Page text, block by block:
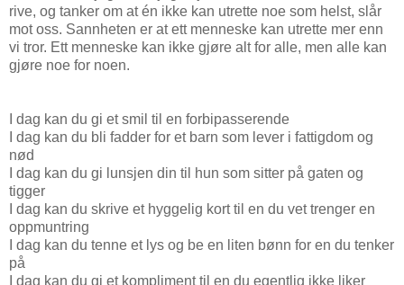
rive, og tanker om at én ikke kan utrette noe som helst, slår
mot oss. Sannheten er at ett menneske kan utrette mer enn
vi tror. Ett menneske kan ikke gjøre alt for alle, men alle kan
gjøre noe for noen.
I dag kan du gi et smil til en forbipasserende
I dag kan du bli fadder for et barn som lever i fattigdom og
nød
I dag kan du gi lunsjen din til hun som sitter på gaten og
tigger
I dag kan du skrive et hyggelig kort til en du vet trenger en
oppmuntring
I dag kan du tenne et lys og be en liten bønn for en du tenker
på
I dag kan du gi et kompliment til en du egentlig ikke liker